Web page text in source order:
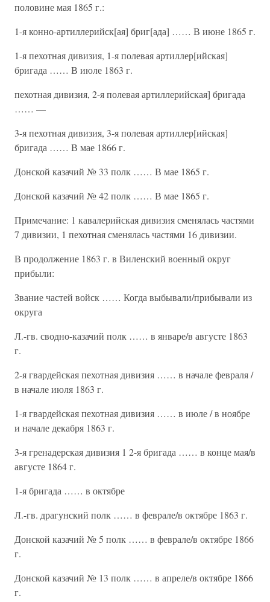
половине мая 1865 г.:
1-я конно-артиллерийск[ая] бриг[ада] …… В июне 1865 г.
1-я пехотная дивизия, 1-я полевая артиллер[ийская]
бригада …… В июле 1863 г.
пехотная дивизия, 2-я полевая артиллерийская] бригада
…… —
3-я пехотная дивизия, 3-я полевая артиллер[ийская]
бригада …… В мае 1866 г.
Донской казачий № 33 полк …… В мае 1865 г.
Донской казачий № 42 полк …… В мае 1865 г.
Примечание: 1 кавалерийская дивизия сменялась частями
7 дивизии, 1 пехотная сменялась частями 16 дивизии.
В продолжение 1863 г. в Виленский военный округ
прибыли:
Звание частей войск …… Когда выбывали/прибывали из
округа
Л.-гв. сводно-казачий полк …… в январе/в августе 1863
г.
2-я гвардейская пехотная дивизия …… в начале февраля /
в начале июля 1863 г.
1-я гвардейская пехотная дивизия …… в июле / в ноябре
и начале декабря 1863 г.
3-я гренадерская дивизия 1 2-я бригада …… в конце мая/в
августе 1864 г.
1-я бригада …… в октябре
Л.-гв. драгунский полк …… в феврале/в октябре 1863 г.
Донской казачий № 5 полк …… в феврале/в октябре 1866
г.
Донской казачий № 13 полк …… в апреле/в октябре 1866
г.